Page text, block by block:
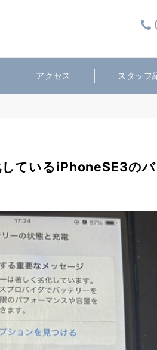
アクセス スタッフ
ているiPhoneSE3の